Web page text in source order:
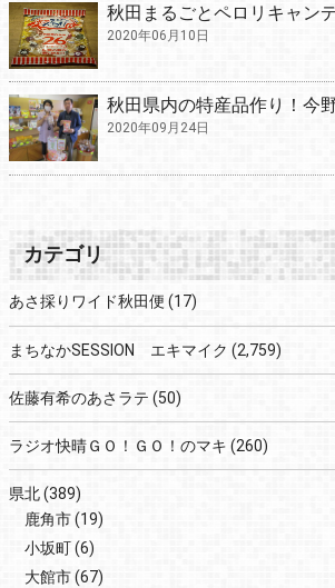
秋田まるごとペロリキャン
2020年06月10日
秋田県内の特産品作り！今
2020年09月24日
カテゴリ
あさ採りワイド秋田便 (17)
まちなかSESSION エキマイク (2,759)
佐藤有希のあさラテ (50)
ラジオ快晴ＧＯ！ＧＯ！のマキ (260)
県北(389)
鹿角市(19)
小坂町(6)
大館市(67)